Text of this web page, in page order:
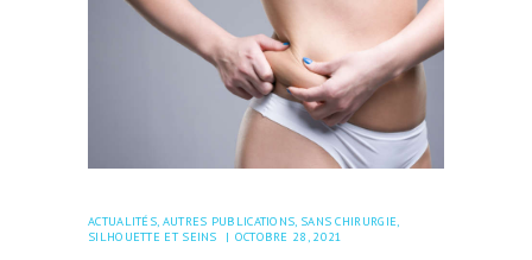
ACTUALITÉS, AUTRES PUBLICATIONS, SANS CHIRURGIE,
SILHOUETTE ET SEINS
OCTOBRE 28, 2021